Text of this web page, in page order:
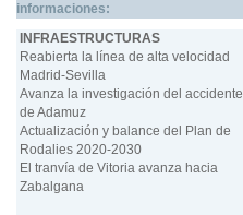
informaciones:
INFRAESTRUCTURAS
Reabierta la línea de alta velocidad
Madrid-Sevilla
Avanza la investigación del accidente
de Adamuz
Actualización y balance del Plan de
Rodalies 2020-2030
El tranvía de Vitoria avanza hacia
Zabalgana